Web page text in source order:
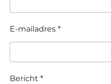
E-mailadres *
Bericht *